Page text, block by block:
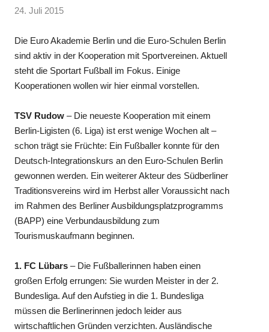
24. Juli 2015
Die Euro Akademie Berlin und die Euro-Schulen Berlin
sind aktiv in der Kooperation mit Sportvereinen. Aktuell
steht die Sportart Fußball im Fokus. Einige
Kooperationen wollen wir hier einmal vorstellen.
TSV Rudow– Die neueste Kooperation mit einem
Berlin-Ligisten (6. Liga) ist erst wenige Wochen alt –
schon trägt sie Früchte: Ein Fußballer konnte für den
Deutsch-Integrationskurs an den Euro-Schulen Berlin
gewonnen werden. Ein weiterer Akteur des Südberliner
Traditionsvereins wird im Herbst aller Voraussicht nach
im Rahmen des Berliner Ausbildungsplatzprogramms
(BAPP) eine Verbundausbildung zum
Tourismuskaufmann beginnen.
1. FC Lübars– Die Fußballerinnen haben einen
großen Erfolg errungen: Sie wurden Meister in der 2.
Bundesliga. Auf den Aufstieg in die 1. Bundesliga
müssen die Berlinerinnen jedoch leider aus
wirtschaftlichen Gründen verzichten. Ausländische